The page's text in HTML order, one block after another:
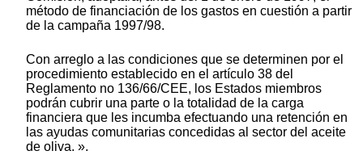
método de financiación de los gastos en cuestión a partir
de la campaña 1997/98.
Con arreglo a las condiciones que se determinen por el
procedimiento establecido en el artículo 38 del
Reglamento no 136/66/CEE, los Estados miembros
podrán cubrir una parte o la totalidad de la carga
financiera que les incumba efectuando una retención en
las ayudas comunitarias concedidas al sector del aceite
de oliva. ».